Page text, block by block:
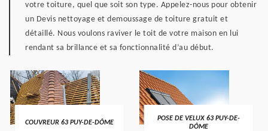
votre toiture, quel que soit son type. Appelez-nous pour obtenir
un Devis nettoyage et demoussage de toiture gratuit et
détaillé. Nous voulons raviver le toit de votre maison en lui
rendant sa brillance et sa fonctionnalité d’au début.
COUVREUR 63 PUY-DE-DÔME
POSE DE VELUX 63 PUY-DE-
DÔME